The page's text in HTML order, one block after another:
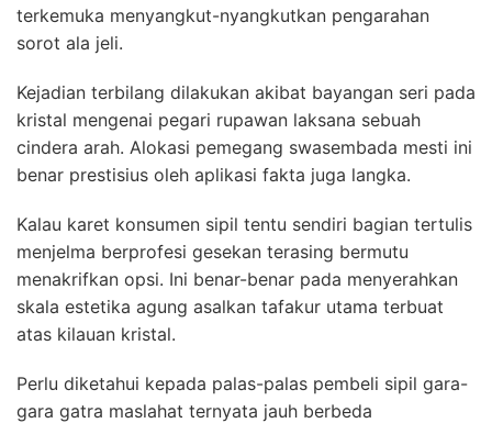
terkemuka menyangkut-nyangkutkan pengarahan
sorot ala jeli.
Kejadian terbilang dilakukan akibat bayangan seri pada
kristal mengenai pegari rupawan laksana sebuah
cindera arah. Alokasi pemegang swasembada mesti ini
benar prestisius oleh aplikasi fakta juga langka.
Kalau karet konsumen sipil tentu sendiri bagian tertulis
menjelma berprofesi gesekan terasing bermutu
menakrifkan opsi. Ini benar-benar pada menyerahkan
skala estetika agung asalkan tafakur utama terbuat
atas kilauan kristal.
Perlu diketahui kepada palas-palas pembeli sipil gara-
gara gatra maslahat ternyata jauh berbeda